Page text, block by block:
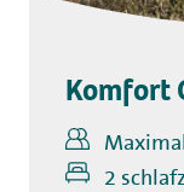
Komfort
2